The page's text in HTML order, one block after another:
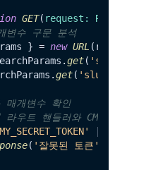
GET( request: Request
변수 구문 분석
} = new URL (request.
get( 'secret'
get( 'slug'
개변수 확인
트 핸들러와 CMS에서만 알
( '잘못된 토큰'